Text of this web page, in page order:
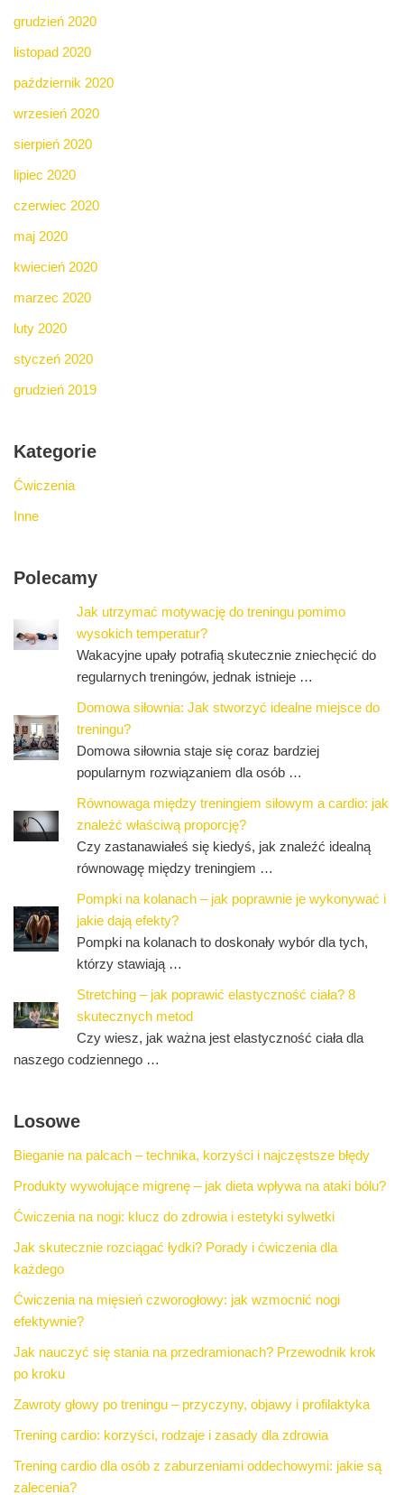
grudzień 2020
listopad 2020
październik 2020
wrzesień 2020
sierpień 2020
lipiec 2020
czerwiec 2020
maj 2020
kwiecień 2020
marzec 2020
luty 2020
styczeń 2020
grudzień 2019
Kategorie
Ćwiczenia
Inne
Polecamy
Jak utrzymać motywację do treningu pomimo
wysokich temperatur?
Wakacyjne upały potrafią skutecznie zniechęcić do
regularnych treningów, jednak istnieje …
Domowa siłownia: Jak stworzyć idealne miejsce do
treningu?
Domowa siłownia staje się coraz bardziej
popularnym rozwiązaniem dla osób …
Równowaga między treningiem siłowym a cardio: jak
znaleźć właściwą proporcję?
Czy zastanawiałeś się kiedyś, jak znaleźć idealną
równowagę między treningiem …
Pompki na kolanach – jak poprawnie je wykonywać i
jakie dają efekty?
Pompki na kolanach to doskonały wybór dla tych,
którzy stawiają …
Stretching – jak poprawić elastyczność ciała? 8
skutecznych metod
Czy wiesz, jak ważna jest elastyczność ciała dla
naszego codziennego …
Losowe
Bieganie na palcach – technika, korzyści i najczęstsze błędy
Produkty wywołujące migrenę – jak dieta wpływa na ataki bólu?
Ćwiczenia na nogi: klucz do zdrowia i estetyki sylwetki
Jak skutecznie rozciągać łydki? Porady i ćwiczenia dla
każdego
Ćwiczenia na mięsień czworogłowy: jak wzmocnić nogi
efektywnie?
Jak nauczyć się stania na przedramionach? Przewodnik krok
po kroku
Zawroty głowy po treningu – przyczyny, objawy i profilaktyka
Trening cardio: korzyści, rodzaje i zasady dla zdrowia
Trening cardio dla osób z zaburzeniami oddechowymi: jakie są
zalecenia?